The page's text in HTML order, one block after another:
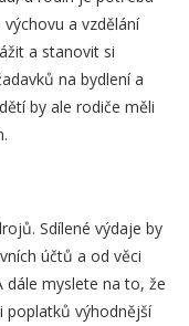
a vzdělání
a stanovit si
na bydlení a
by ale rodiče měli
Sdílené výdaje by
účtů a od věci
dále myslete na to, že
poplatků výhodnější